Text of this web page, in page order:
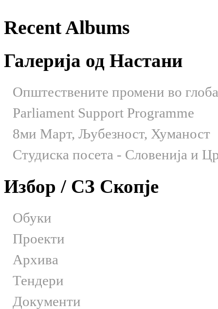
Recent Albums
Галерија од Настани
Општествените промени во
Parliament Support Programme
8ми Март, Љубезност, Хуманост
Студиска посета - Словенија и
Избор / СЗ Скопје
Обуки
Проекти
Архива
Тендери
Документи